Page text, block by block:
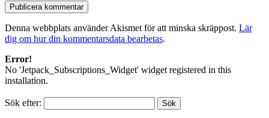
Denna webbplats använder Akismet för att minska skräppost. Lär
dig om hur din kommentarsdata bearbetas.
Error!
No 'Jetpack_Subscriptions_Widget' widget registered in this
installation.
Sök efter: